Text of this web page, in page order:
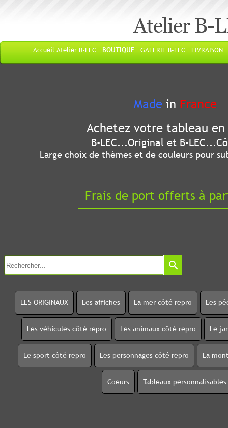
Atelier B-
Accueil Atelier B-LEC BOUTIQUE GALERIE B-LEC LIVRAISON
Made in France
Achetez votre tableau
B-LEC...Original et B-
Large choix de thèmes et de couleurs pour
Frais de port offerts à
search
LES ORIGINAUX Les affiches La mer côté repro Les
Les véhicules côté repro Les animaux côté repro Le
Le sport côté repro Les personnages côté repro La
Coeurs Tableaux personnalisables